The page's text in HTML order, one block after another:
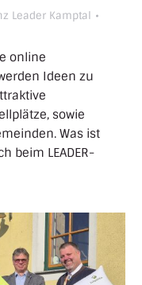
Leader Kamptal
online
Ideen zu
sowie
Was ist
beim LEADER-